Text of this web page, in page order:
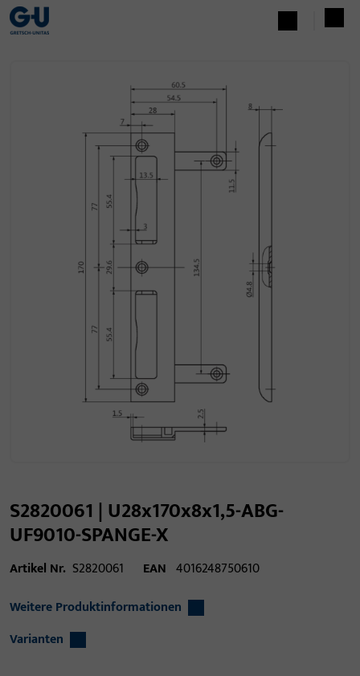
S2820061 | U28x170x8x1,5-ABG-
UF9010-SPANGE-X
Artikel Nr. S2820061 EAN 4016248750610
Weitere Produktinformationen
Varianten